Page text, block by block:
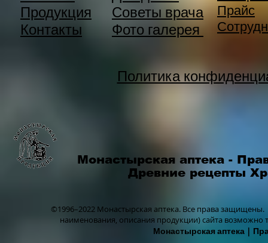
Продукция
Контакты
Советы врача
Фото галерея
Прайс
Политика
Монастырская аптека -
Древние рецепты
©1996–2022 Монастырская аптека. Все права защищены.
наименования, описания продукции) сайта
Монастырская аптека |